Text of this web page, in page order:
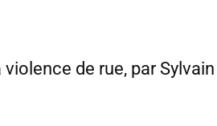
de rue, par